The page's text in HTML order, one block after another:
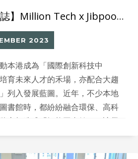
【Capital資本雜誌】Million Tech x Jibpool x HB & L Limited 首度聯乘合作 以科技、環保、美學 為學校提供「一站式智能圖書館解決方案」
2023
本港成為「國際創新科技中
育未來人才的禾場，亦配合大趨
列入發展藍圖。近年，不少本地
書館時，都紛紛融合環保、高科
地接觸各類創新科技及應用，從